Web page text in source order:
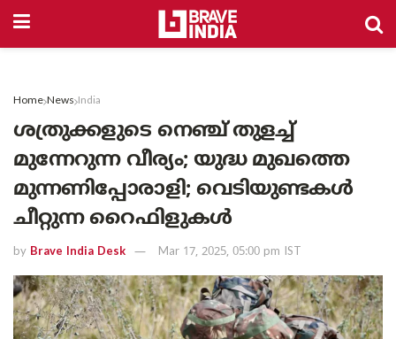
Home News India
ശത്രുക്കളുടെ നെഞ്ച് തുളച്ച്
മുന്നേറുന്ന വീര്യം; യുദ്ധ മുഖത്തെ
മുന്നണിപ്പോരാളി; വെടിയുണ്ടകൾ
ചീറ്റുന്ന റൈഫിളുകൾ
by Brave India Desk Mar 17, 2025, 05:00 pm IST